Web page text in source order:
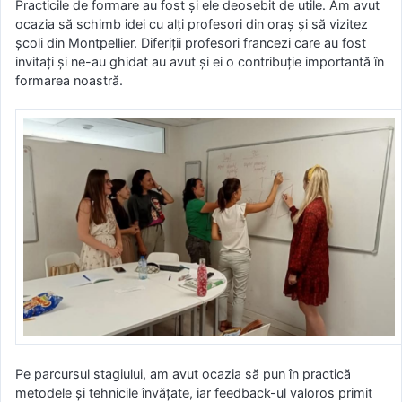
Practicile de formare au fost și ele deosebit de utile. Am avut
ocazia să schimb idei cu alți profesori din oraș și să vizitez
școli din Montpellier. Diferiții profesori francezi care au fost
invitați și ne-au ghidat au avut și ei o contribuție importantă în
formarea noastră.
Pe parcursul stagiului, am avut ocazia să pun în practică
metodele și tehnicile învățate, iar feedback-ul valoros primit